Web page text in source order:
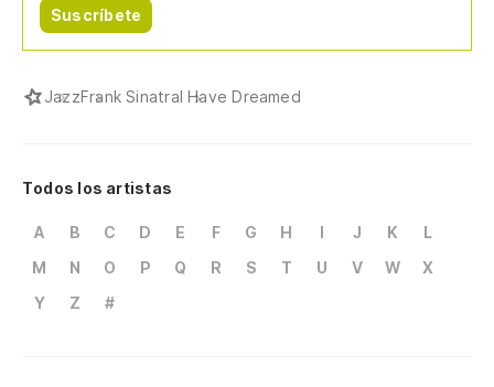
Suscríbete
JazzFrank SinatraI Have Dreamed
Todos los artistas
A B C D E F G H I J K
L
M
N O P Q R S T U V W
X
Y
Z #